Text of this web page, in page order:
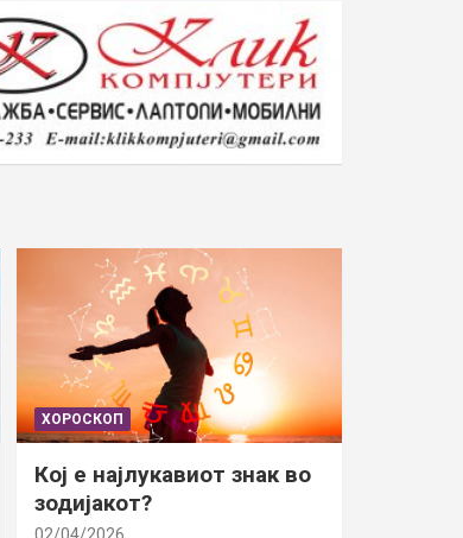
ХОРОСКОП
Кој е најлукавиот знак во
зодијакот?